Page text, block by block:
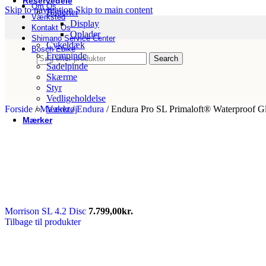
Skip to navigationSkip to main content
Om Os
Værksted
Kontakt Os
Shimano Service Center
Bosch Ebike
Search
Batterier
Display
Oplader
Cykeldæk
Frempinde
Sadelpinde
Skærme
Styr
Vedligeholdelse
Værktøj
Mærker
Bikepartner
Bosch
Breezer
Forside / Mærker/ Endura / Endura Pro SL Primaloft® Waterproof
Morrison SL 4.2 Disc 7.799,00kr.
Tilbage til produkter